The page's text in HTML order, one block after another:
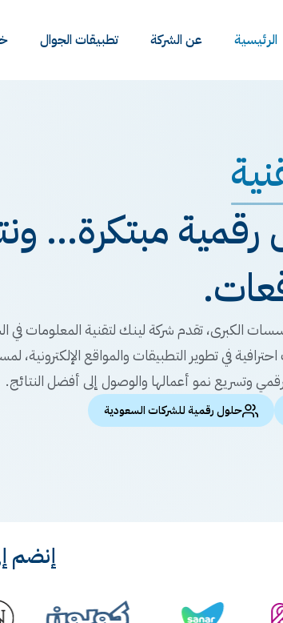
الرئيسية عن الشركة تطبيقات الجوال
مبتكرة...
الكبرى، تقدم شركة لينك لتقنية المعلومات في
في تطوير التطبيقات والمواقع الإلكترونية،
وتسريع نمو أعمالها والوصول إلى أفضل النتائج.
حلول رقمية للشركات السعودية
إنضم